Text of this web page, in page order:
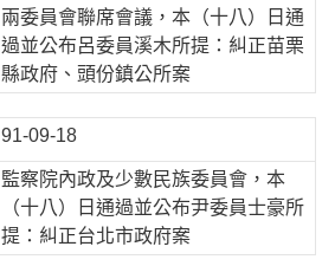
兩委員會聯席會議，本（十八）日通
過並公布呂委員溪木所提：糾正苗栗
縣政府、頭份鎮公所案
91-09-18
監察院內政及少數民族委員會，本
（十八）日通過並公布尹委員士豪所
提：糾正台北市政府案